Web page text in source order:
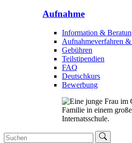
Aufnahme
Information &
Aufnahmeverfahren &
Gebühren
Teilstipendien
FAQ
Deutschkurs
Bewerbung